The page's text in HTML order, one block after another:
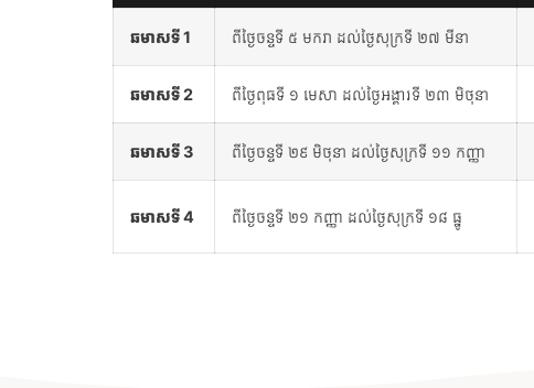
ឆមាសទី1 ​ពីថ្ងៃចន្ទទី ៥ មករា ដល់ថ្ងៃសុក្រទី ២៧ មីនា
ឆមាសទី2 ពីថ្ងៃពុធទី ១ មេសា ដល់ថ្ងៃអង្គារទី ២៣ មិថុនា
ឆមាសទី3 ពីថ្ងៃចន្ទទី ២៩ មិថុនា ដល់ថ្ងៃសុក្រទី ១១ កញ្ញា
ឆមាសទី4 ពីថ្ងៃចន្ទទី ២១ កញ្ញា ដល់ថ្ងៃសុក្រទី ១៨ ធ្នូ